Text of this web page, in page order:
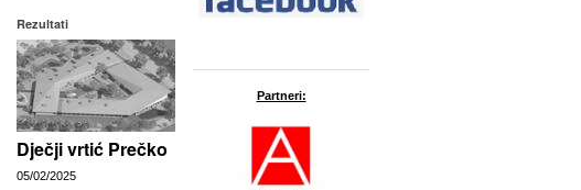
Rezultati
Dječji vrtić Prečko
05/02/2025
Partneri: